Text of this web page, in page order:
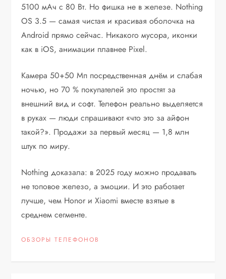
5100 мАч с 80 Вт. Но фишка не в железе. Nothing
OS 3.5 — самая чистая и красивая оболочка на
Android прямо сейчас. Никакого мусора, иконки
как в iOS, анимации плавнее Pixel.
Камера 50+50 Мп посредственная днём и слабая
ночью, но 70 % покупателей это простят за
внешний вид и софт. Телефон реально выделяется
в руках — люди спрашивают «что это за айфон
такой?». Продажи за первый месяц — 1,8 млн
штук по миру.
Nothing доказала: в 2025 году можно продавать
не топовое железо, а эмоции. И это работает
лучше, чем Honor и Xiaomi вместе взятые в
среднем сегменте.
ОБЗОРЫ ТЕЛЕФОНОВ